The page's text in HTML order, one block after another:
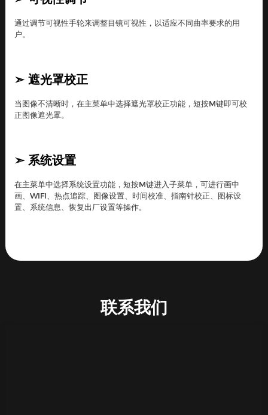
通过调节可视性手轮来调整目镜可视性，以适应不同曲率要求的用
户。
➣ 遮光罩校正
当图像不清晰时，在主菜单中选择遮光罩校正功能，短按M键即可校
正图像遮光罩。
➣ 系统设置
在主菜单中选择系统设置功能，短按M键进入子菜单，可进行画中
画、WIFI、热点追踪、图像设置、时间校准、指南针校正、图标设
置、系统信息、恢复出厂设置等操作。